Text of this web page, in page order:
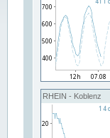
RHEIN - Koblenz